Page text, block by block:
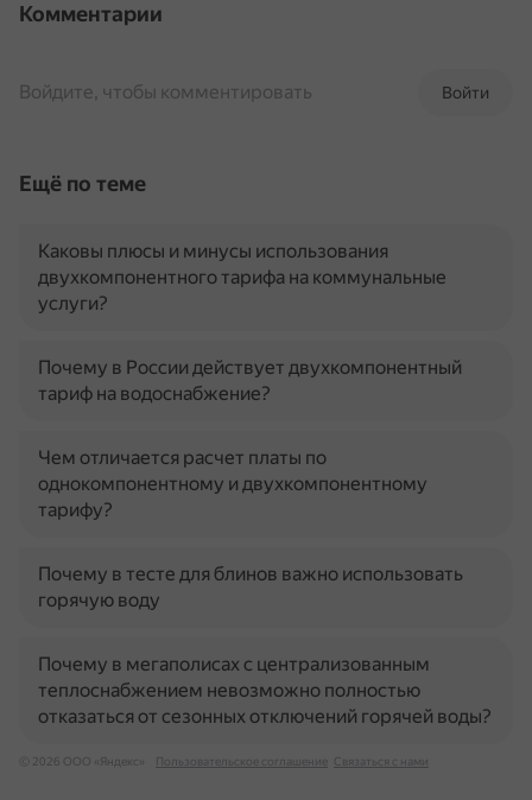
Комментарии
Войти
Войдите, чтобы комментировать
Ещё по теме
Каковы плюсы и минусы использования
двухкомпонентного тарифа на коммунальные
услуги?
Почему в России действует двухкомпонентный
тариф на водоснабжение?
Чем отличается расчет платы по
однокомпонентному и двухкомпонентному
тарифу?
Почему в тесте для блинов важно использовать
горячую воду
Почему в мегаполисах с централизованным
теплоснабжением невозможно полностью
отказаться от сезонных отключений горячей воды?
© 2026 ООО «Яндекс» Пользовательское соглашение Связаться с нами